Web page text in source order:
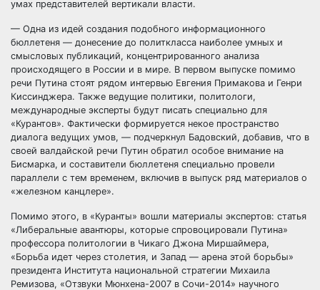
умах представителей вертикали власти.
— Одна из идей создания подобного информационного
бюллетеня — донесение до политкласса наиболее умных и
смысловых публикаций, концентрированного анализа
происходящего в России и в мире. В первом выпуске помимо
речи Путина стоят рядом интервью Евгения Примакова и Генри
Киссинджера. Также ведущие политики, политологи,
международные эксперты будут писать специально для
«Курантов». Фактически формируется некое пространство
диалога ведущих умов, — подчеркнул Бадовский, добавив, что в
своей валдайской речи Путин обратил особое внимание на
Бисмарка, и составители бюллетеня специально провели
параллели с тем временем, включив в выпуск ряд материалов о
«железном канцлере».
Помимо этого, в «Куранты» вошли материалы экспертов: статья
«Либеральные авантюры, которые спровоцировали Путина»
профессора политологии в Чикаго Джона Миршаймера,
«Борьба идет через столетия, и Запад — арена этой борьбы»
президента Института национальной стратегии Михаила
Ремизова, «Отзвуки Мюнхена-2007 в Сочи-2014» научного